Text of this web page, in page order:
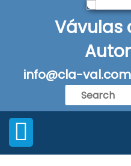
Vávulas
info@cla-val.com